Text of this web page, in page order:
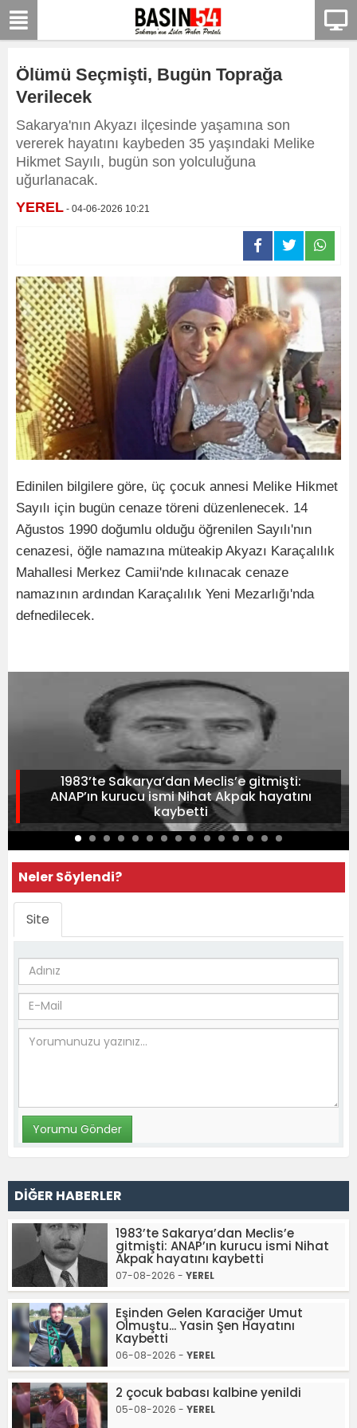
Ölümü Seçmişti, Bugün Toprağa
Verilecek
Sakarya'nın Akyazı ilçesinde yaşamına son
vererek hayatını kaybeden 35 yaşındaki Melike
Hikmet Sayılı, bugün son yolculuğuna
uğurlanacak.
YEREL - 04-06-2026 10:21
Edinilen bilgilere göre, üç çocuk annesi Melike Hikmet
Sayılı için bugün cenaze töreni düzenlenecek. 14
Ağustos 1990 doğumlu olduğu öğrenilen Sayılı'nın
cenazesi, öğle namazına müteakip Akyazı Karaçalılık
Mahallesi Merkez Camii'nde kılınacak cenaze
namazının ardından Karaçalılık Yeni Mezarlığı'nda
defnedilecek.
1983’te Sakarya’dan Meclis’e gitmişti:
ANAP’ın kurucu ismi Nihat Akpak hayatını
kaybetti
Neler Söylendi?
Site
DİĞER HABERLER
1983’te Sakarya’dan Meclis’e
gitmişti: ANAP’ın kurucu ismi Nihat
Akpak hayatını kaybetti
07-08-2026 - YEREL
Eşinden Gelen Karaciğer Umut
Olmuştu... Yasin Şen Hayatını
Kaybetti
06-08-2026 - YEREL
2 çocuk babası kalbine yenildi
05-08-2026 - YEREL